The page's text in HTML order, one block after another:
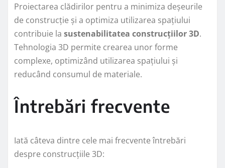
Proiectarea clădirilor pentru a minimiza deșeurile
de construcție și a optimiza utilizarea spațiului
contribuie la sustenabilitatea construcțiilor 3D.
Tehnologia 3D permite crearea unor forme
complexe, optimizând utilizarea spațiului și
reducând consumul de materiale.
Întrebări frecvente
Iată câteva dintre cele mai frecvente întrebări
despre construcțiile 3D: